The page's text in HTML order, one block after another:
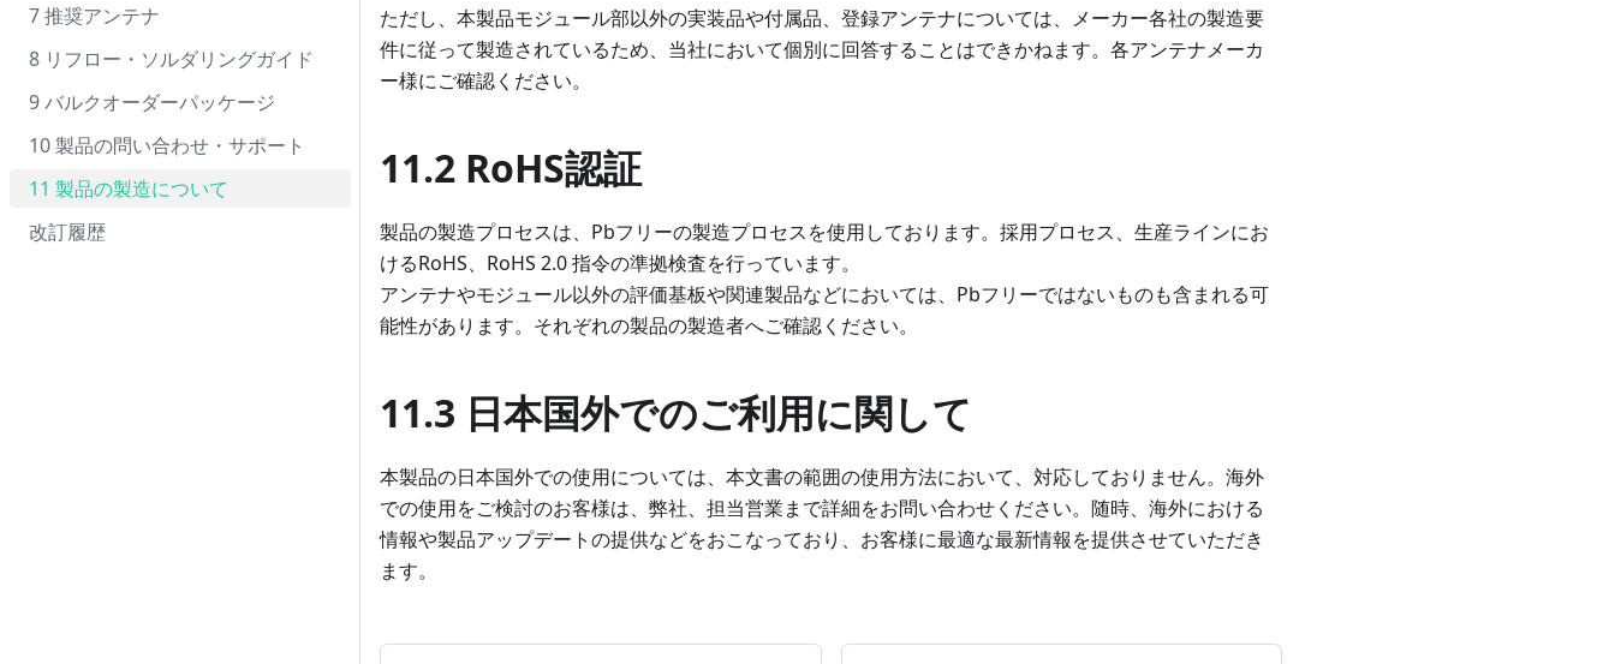
7 推奨アンテナ
8 リフロー・ソルダリングガイド
9 バルクオーダーパッケージ
10 製品の問い合わせ・サポート
11 製品の製造について
改訂履歴
ただし、本製品モジュール部以外の実装品や付属品、登録アンテナについては、メーカー各社の製造要
件に従って製造されているため、当社において個別に回答することはできかねます。各アンテナメーカ
ー様にご確認ください。
11.2 RoHS認証
製品の製造プロセスは、Pbフリーの製造プロセスを使用しております。採用プロセス、生産ラインにお
けるRoHS、RoHS 2.0 指令の準拠検査を行っています。
アンテナやモジュール以外の評価基板や関連製品などにおいては、Pbフリーではないものも含まれる可
能性があります。それぞれの製品の製造者へご確認ください。
11.3 日本国外でのご利用に関して
本製品の日本国外での使用については、本文書の範囲の使用方法において、対応しておりません。海外
での使用をご検討のお客様は、弊社、担当営業まで詳細をお問い合わせください。随時、海外における
情報や製品アップデートの提供などをおこなっており、お客様に最適な最新情報を提供させていただき
ます。